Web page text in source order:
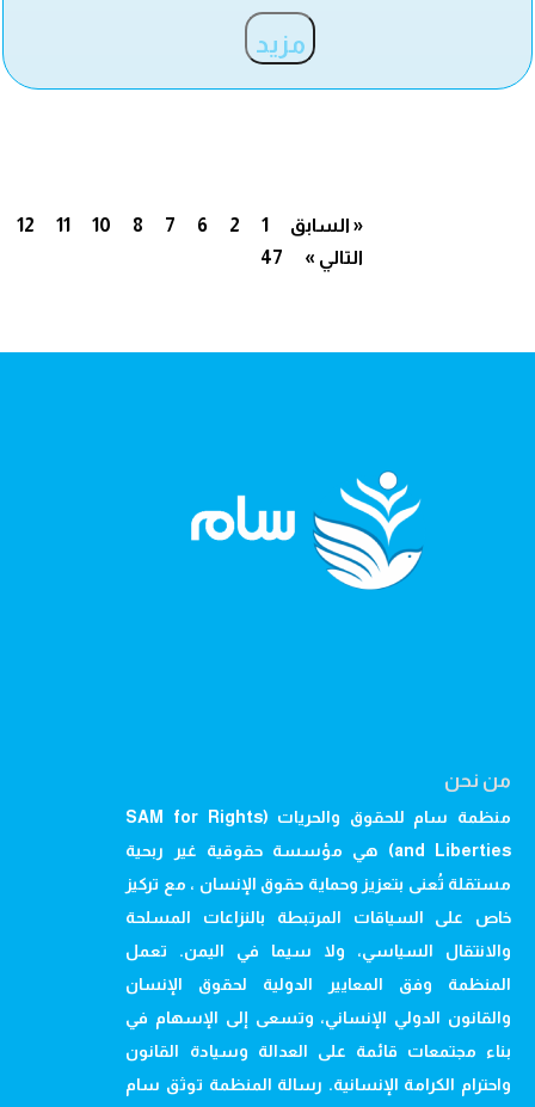
مزيد
« السابق 1
2
6
7
8
10
11
12
47
التالي »
من نحن
منظمة سام للحقوق والحريات (SAM for Rights
and Liberties) هي مؤسسة حقوقية غير ربحية
مستقلة تُعنى بتعزيز وحماية حقوق الإنسان ، مع تركيز
خاص على السياقات المرتبطة بالنزاعات المسلحة
والانتقال السياسي، ولا سيما في اليمن. تعمل
المنظمة وفق المعايير الدولية لحقوق الإنسان
والقانون الدولي الإنساني، وتسعى إلى الإسهام في
بناء مجتمعات قائمة على العدالة وسيادة القانون
واحترام الكرامة الإنسانية. رسالة المنظمة توثق سام